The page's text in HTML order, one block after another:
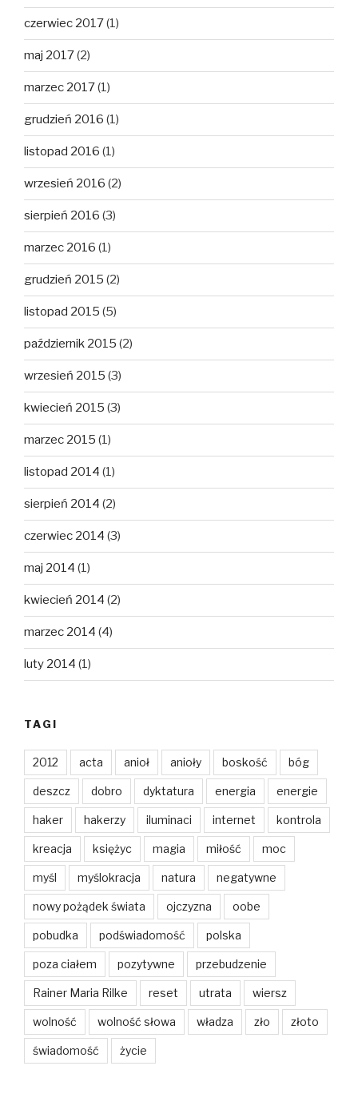
czerwiec 2017(1)
maj 2017(2)
marzec 2017(1)
grudzień 2016 (1)
listopad 2016 (1)
wrzesień 2016 (2)
sierpień 2016 (3)
marzec 2016 (1)
grudzień 2015 (2)
listopad 2015 (5)
październik 2015 (2)
wrzesień 2015 (3)
kwiecień 2015 (3)
marzec 2015 (1)
listopad 2014 (1)
sierpień 2014 (2)
czerwiec 2014 (3)
maj 2014 (1)
kwiecień 2014 (2)
marzec 2014 (4)
luty 2014 (1)
TAGI
2012 acta anioł anioły boskość bóg
deszcz dobro dyktatura energia energie
haker hakerzy iluminaci internet kontrola
kreacja księżyc magia miłość moc
myśl myślokracja natura negatywne
nowy pożądek świata ojczyzna oobe
pobudka podświadomość polska
poza ciałem pozytywne przebudzenie
Rainer Maria Rilke reset utrata wiersz
wolność wolność słowa władza zło złoto
świadomość życie